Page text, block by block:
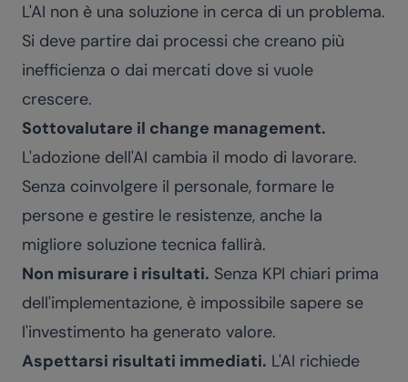
L'AI non è una soluzione in cerca di un problema.
Si deve partire dai processi che creano più
inefficienza o dai mercati dove si vuole
crescere.
Sottovalutare il change management.
L'adozione dell'AI cambia il modo di lavorare.
Senza coinvolgere il personale, formare le
persone e gestire le resistenze, anche la
migliore soluzione tecnica fallirà.
Non misurare i risultati. Senza KPI chiari prima
dell'implementazione, è impossibile sapere se
l'investimento ha generato valore.
Aspettarsi risultati immediati. L'AI richiede